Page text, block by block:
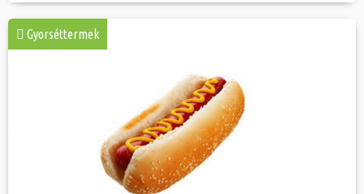
Gyorséttermek